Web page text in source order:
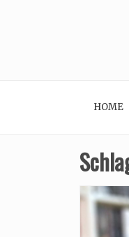
HOME